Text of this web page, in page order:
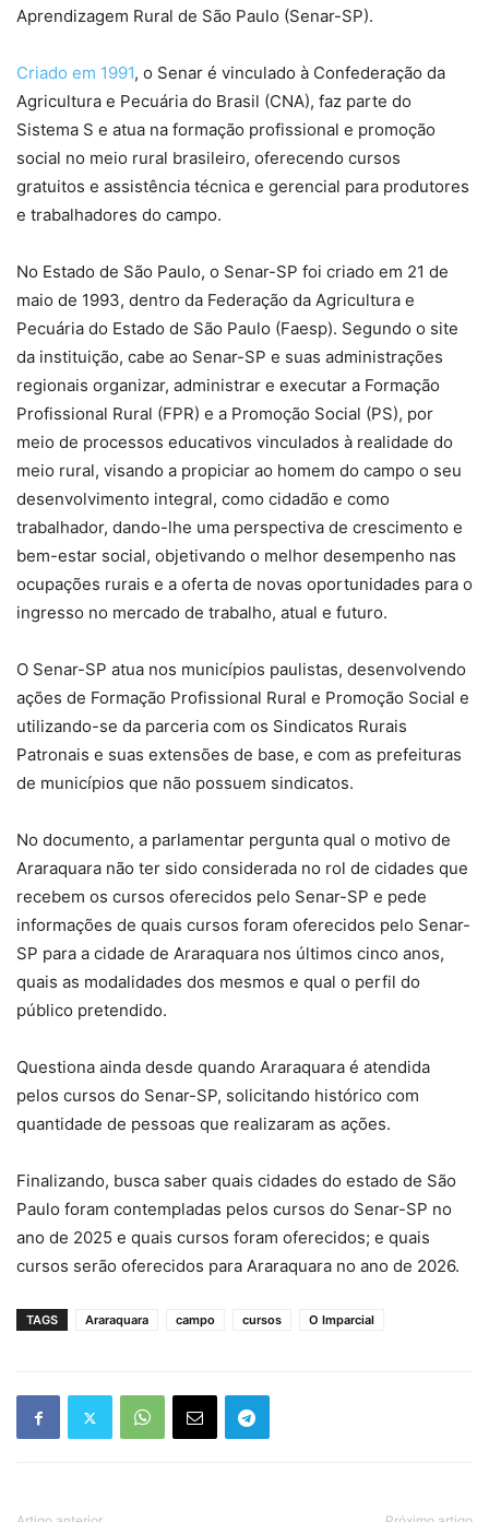
Aprendizagem Rural de São Paulo (Senar-SP).
Criado em 1991, o Senar é vinculado à Confederação da
Agricultura e Pecuária do Brasil (CNA), faz parte do
Sistema S e atua na formação profissional e promoção
social no meio rural brasileiro, oferecendo cursos
gratuitos e assistência técnica e gerencial para produtores
e trabalhadores do campo.
No Estado de São Paulo, o Senar-SP foi criado em 21 de
maio de 1993, dentro da Federação da Agricultura e
Pecuária do Estado de São Paulo (Faesp). Segundo o site
da instituição, cabe ao Senar-SP e suas administrações
regionais organizar, administrar e executar a Formação
Profissional Rural (FPR) e a Promoção Social (PS), por
meio de processos educativos vinculados à realidade do
meio rural, visando a propiciar ao homem do campo o seu
desenvolvimento integral, como cidadão e como
trabalhador, dando-lhe uma perspectiva de crescimento e
bem-estar social, objetivando o melhor desempenho nas
ocupações rurais e a oferta de novas oportunidades para o
ingresso no mercado de trabalho, atual e futuro.
O Senar-SP atua nos municípios paulistas, desenvolvendo
ações de Formação Profissional Rural e Promoção Social e
utilizando-se da parceria com os Sindicatos Rurais
Patronais e suas extensões de base, e com as prefeituras
de municípios que não possuem sindicatos.
No documento, a parlamentar pergunta qual o motivo de
Araraquara não ter sido considerada no rol de cidades que
recebem os cursos oferecidos pelo Senar-SP e pede
informações de quais cursos foram oferecidos pelo Senar-
SP para a cidade de Araraquara nos últimos cinco anos,
quais as modalidades dos mesmos e qual o perfil do
público pretendido.
Questiona ainda desde quando Araraquara é atendida
pelos cursos do Senar-SP, solicitando histórico com
quantidade de pessoas que realizaram as ações.
Finalizando, busca saber quais cidades do estado de São
Paulo foram contempladas pelos cursos do Senar-SP no
ano de 2025 e quais cursos foram oferecidos; e quais
cursos serão oferecidos para Araraquara no ano de 2026.
TAGS Araraquara campo cursos O Imparcial